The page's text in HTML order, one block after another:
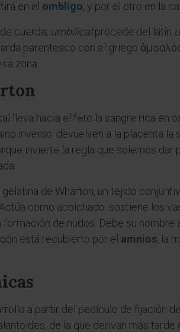
en el ombligo, y por el otro en la
cuerda; umbilicalprocede del latín
parentesco con el griego
zona.
lleva hacia el feto la sangre rica en
inverso: devuelven a la placenta la
invierte la regla que solemos dar
de Wharton, un tejido
como acolchado: sostiene los
de nudos. Debe su nombre
está recubierto por el amnios, la
a partir del pedículo de fijación
de la que derivan más tarde